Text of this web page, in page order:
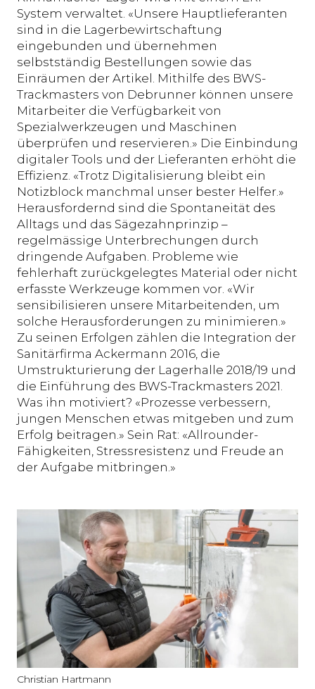
System verwaltet. «Unsere Hauptlieferanten
sind in die Lagerbewirtschaftung
eingebunden und übernehmen
selbstständig Bestellungen sowie das
Einräumen der Artikel. Mithilfe des BWS-
Trackmasters von Debrunner können unsere
Mitarbeiter die Verfügbarkeit von
Spezialwerkzeugen und Maschinen
überprüfen und reservieren.» Die Einbindung
digitaler Tools und der Lieferanten erhöht die
Effizienz. «Trotz Digitalisierung bleibt ein
Notizblock manchmal unser bester Helfer.»
Herausfordernd sind die Spontaneität des
Alltags und das Sägezahnprinzip –
regelmässige Unterbrechungen durch
dringende Aufgaben. Probleme wie
fehlerhaft zurückgelegtes Material oder nicht
erfasste Werkzeuge kommen vor. «Wir
sensibilisieren unsere Mitarbeitenden, um
solche Herausforderungen zu minimieren.»
Zu seinen Erfolgen zählen die Integration der
Sanitärfirma Ackermann 2016, die
Umstrukturierung der Lagerhalle 2018/19 und
die Einführung des BWS-Trackmasters 2021.
Was ihn motiviert? «Prozesse verbessern,
jungen Menschen etwas mitgeben und zum
Erfolg beitragen.» Sein Rat: «Allrounder-
Fähigkeiten, Stressresistenz und Freude an
der Aufgabe mitbringen.»
Christian Hartmann